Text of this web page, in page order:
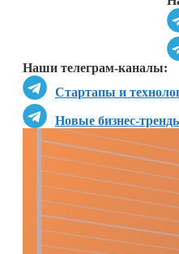
Наши телеграм-каналы:
Стартапы и
Новые бизнес-